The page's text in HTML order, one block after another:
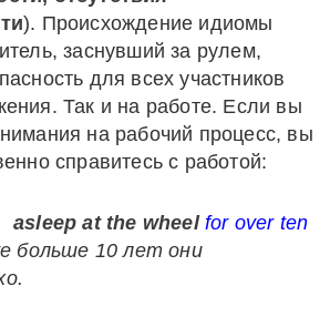
). Происхождение идиомы
заснувший за рулем,
для всех участников
Так и на работе. Если вы
на рабочий процесс, вы
справитесь с работой:
asleep at the wheelfor over ten
больше 10лет они
.